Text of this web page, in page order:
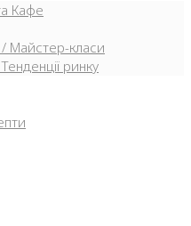
Кафе
Майстер-класи
ринку